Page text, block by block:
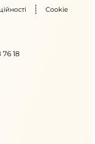
Cookie
18